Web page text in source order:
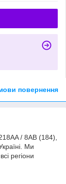
повернення
/ 8AB (184),
Ми
регіони